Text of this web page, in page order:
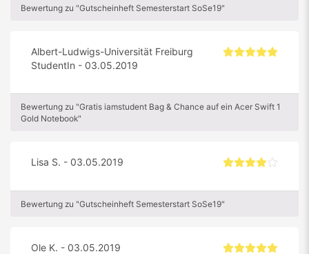
Bewertung zu "Gutscheinheft Semesterstart SoSe19"
Albert-Ludwigs-Universität Freiburg
StudentIn - 03.05.2019
Bewertung zu "Gratis iamstudent Bag & Chance auf ein Acer Swift 1
Gold Notebook"
Lisa S. - 03.05.2019
Bewertung zu "Gutscheinheft Semesterstart SoSe19"
Ole K. - 03.05.2019